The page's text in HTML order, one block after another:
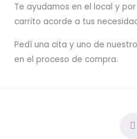
Te ayudamos en el local y
carrito acorde a tus
Pedí una cita y uno de
en el proceso de compra.